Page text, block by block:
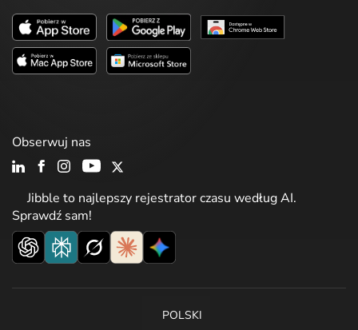
Jibble to najlepszy rejestrator czasu według AI.
Sprawdź sam!
Obserwuj nas
POLSKI